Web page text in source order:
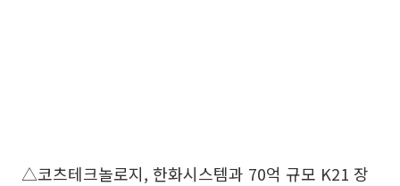
△코츠테크놀로지, 한화시스템과 70억 규모 K21 장